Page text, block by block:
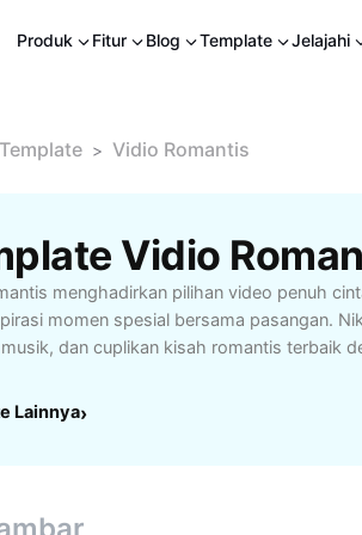
Produk Fitur Blog Template Jelajahi
Template > Vidio Romantis
Vidio
menghadirkan pilihan video penuh
momen spesial bersama pasangan.
dan cuplikan kisah romantis terbaik
Platform kami menawarkan fitur
maupun internasional. Vidio romantis
Lainnya›